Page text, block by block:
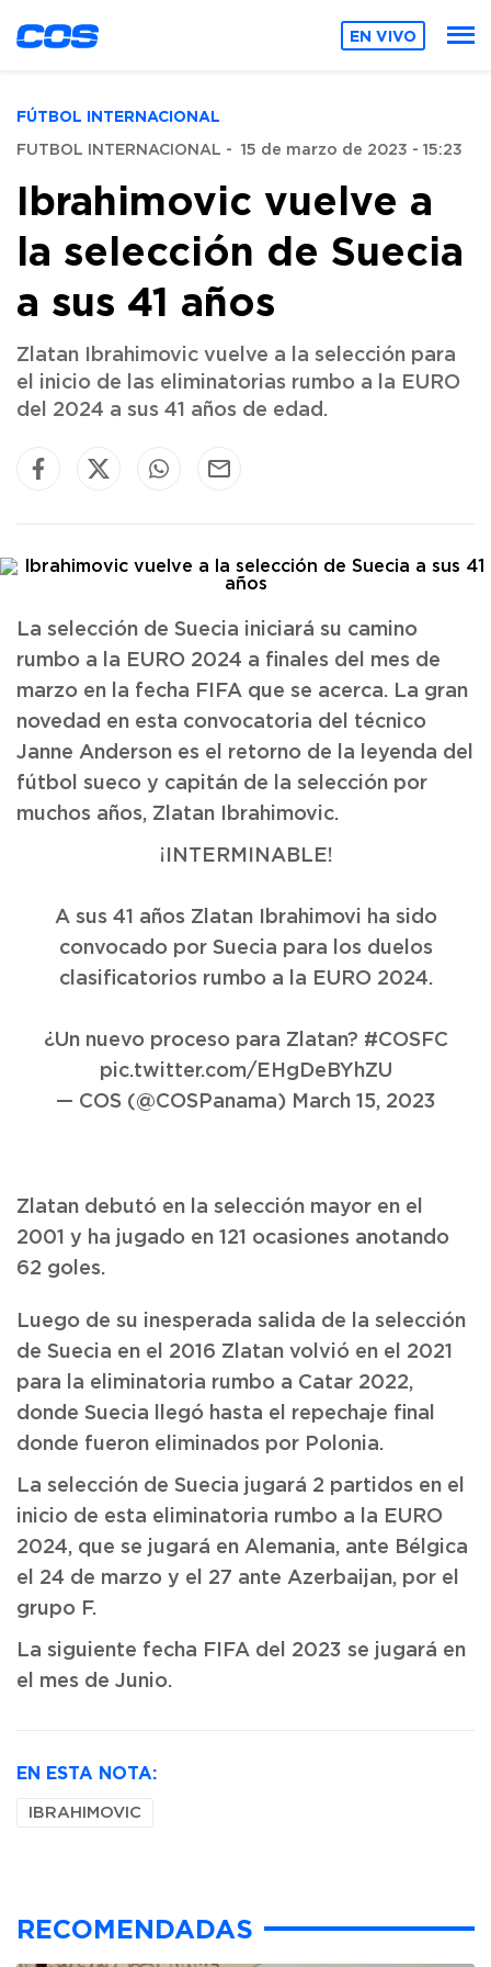
EN VIVO
FÚTBOL INTERNACIONAL
FUTBOL INTERNACIONAL - 15 de marzo de 2023 - 15:23
Ibrahimovic vuelve a
la selección de Suecia
a sus 41 años
Zlatan Ibrahimovic vuelve a la selección para
el inicio de las eliminatorias rumbo a la EURO
del 2024 a sus 41 años de edad.
La selección de Suecia iniciará su camino
rumbo a la EURO 2024 a finales del mes de
marzo en la fecha FIFA que se acerca. La gran
novedad en esta convocatoria del técnico
Janne Anderson es el retorno de la leyenda del
fútbol sueco y capitán de la selección por
muchos años, Zlatan Ibrahimovic.
¡INTERMINABLE!
A sus 41 años Zlatan Ibrahimovi ha sido
convocado por Suecia para los duelos
clasificatorios rumbo a la EURO 2024.
¿Un nuevo proceso para Zlatan? #COSFC
pic.twitter.com/EHgDeBYhZU
— COS (@COSPanama) March 15, 2023
Zlatan debutó en la selección mayor en el
2001 y ha jugado en 121 ocasiones anotando
62 goles.
Luego de su inesperada salida de la selección
de Suecia en el 2016 Zlatan volvió en el 2021
para la eliminatoria rumbo a Catar 2022,
donde Suecia llegó hasta el repechaje final
donde fueron eliminados por Polonia.
La selección de Suecia jugará 2 partidos en el
inicio de esta eliminatoria rumbo a la EURO
2024, que se jugará en Alemania, ante Bélgica
el 24 de marzo y el 27 ante Azerbaijan, por el
grupo F.
La siguiente fecha FIFA del 2023 se jugará en
el mes de Junio.
EN ESTA NOTA:
IBRAHIMOVIC
RECOMENDADAS